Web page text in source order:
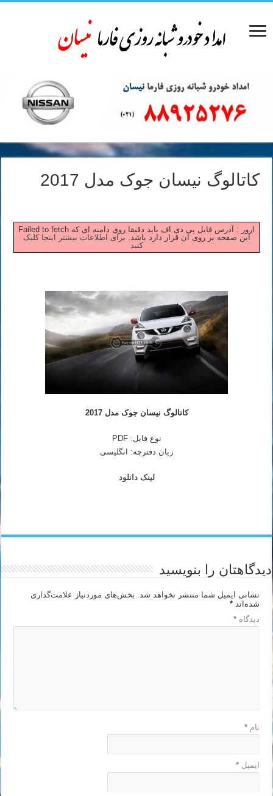
کاتالوگ نیسان جوک مدل 2017
Failed to fetch ارور : آدرس فایل پی دی اف باید دقیقا روی دامنه ای که
این صفحه بر روی آن قرار دارد باشد. برای اطلاعات بیشتر اینجا کلیک
کنید
کاتالوگ نیسان جوک مدل 2017
نوع فایل: PDF
زبان دفترچه: انگلیسی
لینک دانلود
دیدگاهتان را بنویسید
نشانی ایمیل شما منتشر نخواهد شد.
بخش‌های موردنیاز علامت‌گذاری
شده‌اند*
دیدگاه*
نام*
ایمیل*